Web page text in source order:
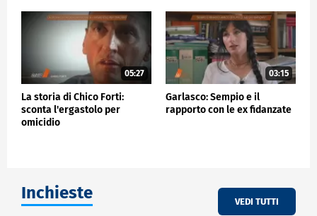
05:27
La storia di Chico Forti:
sconta l'ergastolo per
omicidio
03:15
Garlasco: Sempio e il
rapporto con le ex fidanzate
Inchieste VEDI TUTTI